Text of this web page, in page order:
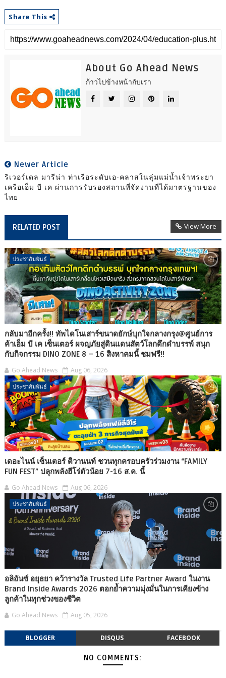
Share This
About Go Ahead News
ก้าวไปข้างหน้ากับเรา
Newer Article
ริเวอร์เดล มารีน่า ท่าเรือระดับเอ-คลาสในลุ่มแม่น้ำเจ้าพระยา
เครือเอ็ม บี เค ผ่านการรับรองสถานที่จัดงานที่ได้มาตรฐานของ
ไทย
RELATED POST View More
ประชาสัมพันธ์
กลับมาอีกครั้ง!! ทัพไดโนเสาร์ขนาดยักษ์บุกใจกลางกรุง@ศูนย์การ
ค้าเอ็ม บี เค เซ็นเตอร์ ผจญภัยสู่ดินแดนสัตว์โลกดึกดำบรรพ์ สนุก
กับกิจกรรม DINO ZONE 8 – 16 สิงหาคมนี้ ชมฟรี!!
Go Ahead News Aug 06, 2026
ประชาสัมพันธ์
เดอะไนน์ เซ็นเตอร์ ติวานนท์ ชวนทุกครอบครัวร่วมงาน “FAMILY
FUN FEST” ปลุกพลังฮีโร่ตัวน้อย 7-16 ส.ค. นี้
Go Ahead News Aug 06, 2026
ประชาสัมพันธ์
อลิอันซ์ อยุธยา คว้ารางวัล Trusted Life Partner Award ในงาน
Brand Inside Awards 2026 ตอกย้ำความมุ่งมั่นในการเคียงข้าง
ลูกค้าในทุกช่วงของชีวิต
Go Ahead News Aug 05, 2026
BLOGGER DISQUS FACEBOOK
NO COMMENTS: